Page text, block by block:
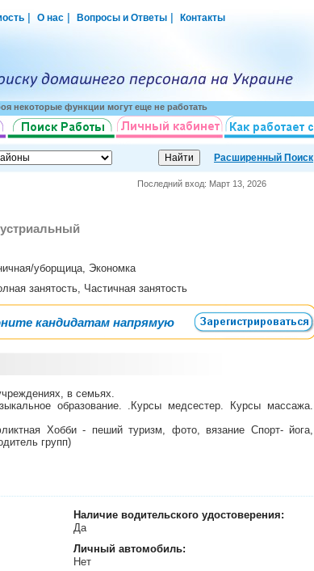
О нас Вопросы и Ответы Контакты
некоторые функции могут еще не работать
Расширенный Поиск
Последний вход: Март 13, 2026
уборщица, Экономка
занятость, Частичная занятость
кандидатам напрямую
в семьях.
образование. .Курсы медсестер. Курсы массажа.
Хобби - пеший туризм, фото, вязание Спорт- йога,
групп)
Наличие водительского удостоверения:
Да
Личный автомобиль:
Нет